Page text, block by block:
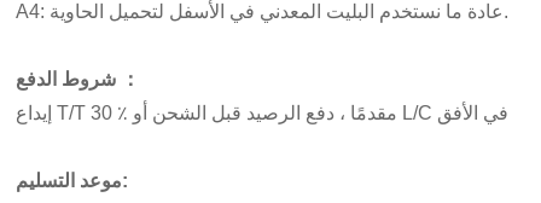
A4: عادة ما نستخدم البليت المعدني في الأسفل لتحميل الحاوية.
شروط الدفع ：
إيداع T/T 30 ٪ مقدمًا ، دفع الرصيد قبل الشحن أو L/C في الأفق
موعد التسليم: